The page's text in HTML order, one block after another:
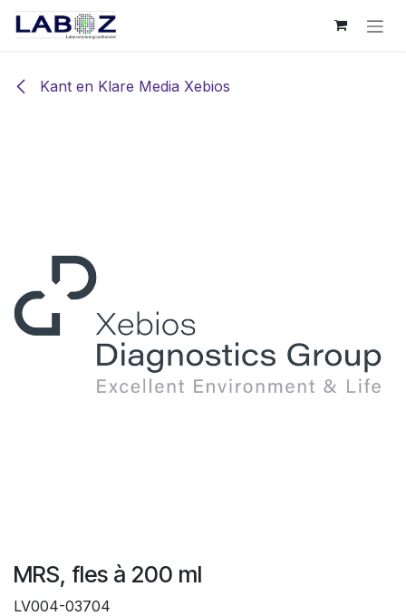
Overslaan naar inhoud
Kant en Klare Media Xebios
MRS, fles à 200 ml
LV004-03704